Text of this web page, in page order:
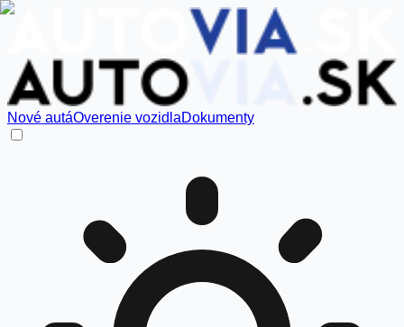
Nové autáOverenie vozidlaDokumenty